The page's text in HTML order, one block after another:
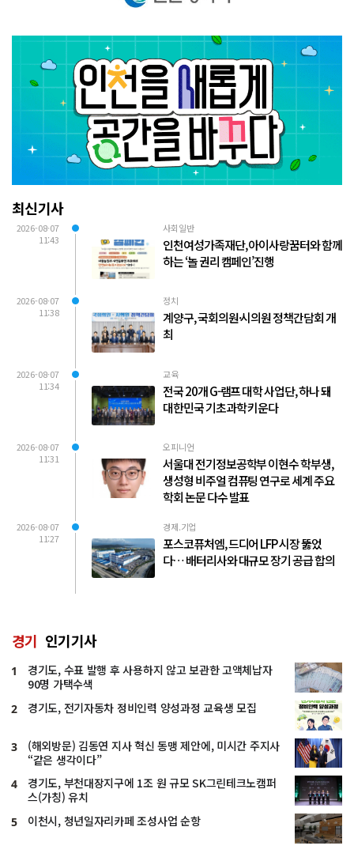
최신기사
2026-08-07
11:43
사회일반
인천여성가족재단, 아이사랑꿈터와 함께
하는 ‘놀 권리 캠페인’진행
2026-08-07
11:38
정치
계양구, 국회의원·시의원 정책간담회 개
최
2026-08-07
11:34
교육
전국 20개 G-램프 대학 사업단, 하나 돼
대한민국 기초과학 키운다
2026-08-07
11:31
오피니언
서울대 전기정보공학부 이현수 학부생,
생성형 비주얼 컴퓨팅 연구로 세계 주요
학회 논문 다수 발표
2026-08-07
11:27
경제.기업
포스코퓨처엠, 드디어 LFP 시장 뚫었
다… 배터리사와 대규모 장기 공급 합의
경기 인기기사
1
경기도, 수표 발행 후 사용하지 않고 보관한 고액체납자
90명 가택수색
2 경기도, 전기자동차 정비인력 양성과정 교육생 모집
3
(해외방문) 김동연 지사 혁신 동맹 제안에, 미시간 주지사
“같은 생각이다”
4
경기도, 부천대장지구에 1조 원 규모 SK그린테크노캠퍼
스(가칭) 유치
5 이천시, 청년일자리카페 조성사업 순항